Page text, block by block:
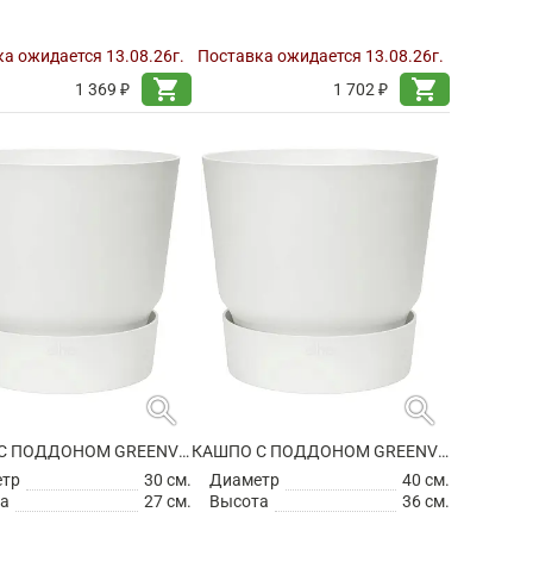
ожидается 13.08.26г.
1 369 ₽
shopping_cart
Поставка ожидается 13.08.26г.
1 702 ₽
shopping_cart
search
КАШПО С ПОДДОНОМ GREENVILLE ROUND WHITE
30 см.
27 см.
search
КАШПО С ПОДДОНОМ GREENVILLE ROUND WHITE
Диаметр
40 см.
Высота
36 см.